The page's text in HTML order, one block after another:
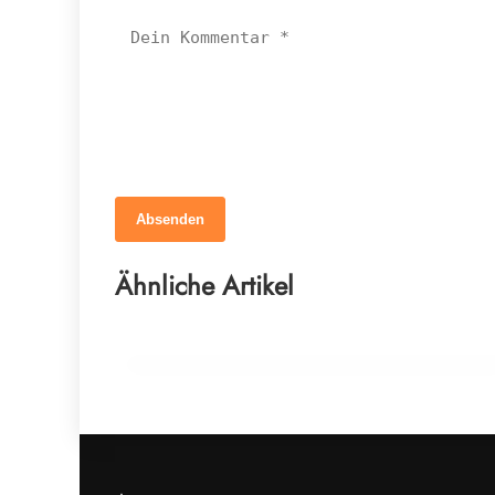
Absenden
Ähnliche Artikel
Braucht dein Pferd wirklich mehr